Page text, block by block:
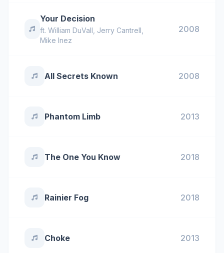
Your Decision
ft. William DuVall Jerry Cantrell
Mike Inez
2008
All Secrets Known 2008
Phantom Limb 2013
The One You Know 2018
Rainier Fog 2018
Choke 2013